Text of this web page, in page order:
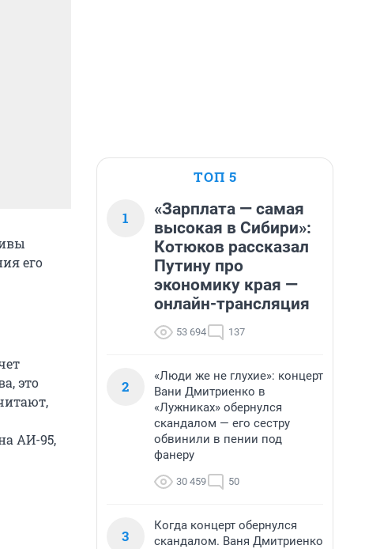
его
это
АИ-95,
ТОП 5
1
«Зарплата — самая
высокая в Сибири»:
Котюков рассказал
Путину про
экономику края —
онлайн-трансляция
53 694 137
2
«Люди же не глухие»: концерт
Вани Дмитриенко в
«Лужниках» обернулся
скандалом — его сестру
обвинили в пении под
фанеру
30 459 50
3
Когда концерт обернулся
скандалом. Ваня Дмитриенко